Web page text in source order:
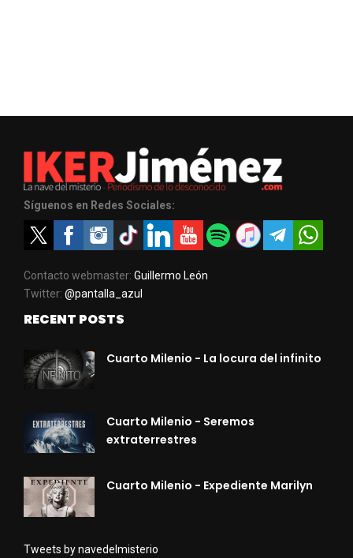
Síguenos en Redes Sociales:
Contacto webmaster: Guillermo León
Twitter: @pantalla_azul
RECENT POSTS
Cuarto Milenio - La locura del infinito
Cuarto Milenio - Seremos
extraterrestres
Cuarto Milenio - Expediente Marilyn
Tweets by navedelmisterio